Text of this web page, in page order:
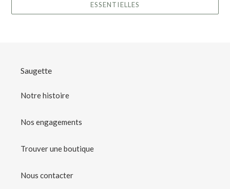
ESSENTIELLES
Saugette
Notre histoire
Nos engagements
Trouver une boutique
Nous contacter